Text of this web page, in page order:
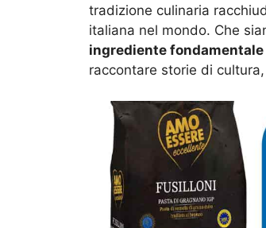
tradizione culinaria
italiana nel mondo. Che
ingrediente
raccontare storie di